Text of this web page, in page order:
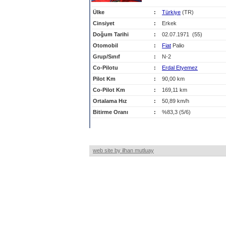
Ülke : Türkiye (TR)
Cinsiyet
:
Erkek
Doğum Tarihi
:
02.07.1971 (55)
Otomobil
: Fiat Palio
Grup/Sınıf
:
N-2
Co-Pilotu
:
Erdal Etyemez
Pilot Km
:
90,00 km
Co-Pilot Km
:
169,11 km
Ortalama Hız
:
50,89 km/h
Bitirme Oranı
: %83,3 (5/6)
web site by ilhan mutluay